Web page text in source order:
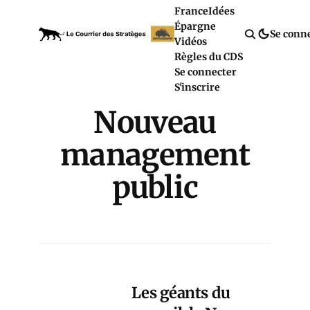
FranceIdées
Épargne
Vidéos
Règles du CDS
Se connecter
S'inscrire
Se
Nouveau
management
public
Les géants du